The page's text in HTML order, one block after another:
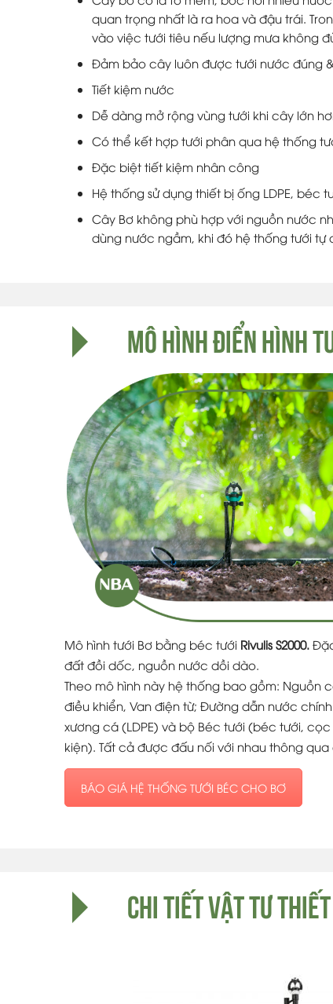
quan trọng nhất là ra hoa và đậu trái.
vào việc tưới tiêu nếu lượng mưa không
Đảm bảo cây luôn được tưới nước đúng
Tiết kiệm nước
Dễ dàng mở rộng vùng tưới khi cây lớn
Có thể kết hợp tưới phân qua hệ thống
Đặc biệt tiết kiệm nhân công
Hệ thống sử dụng thiết bị ống LDPE, béc
Cây Bơ không phù hợp với nguồn nước
dùng nước ngầm, khi đó hệ thống tưới tự
MÔ HÌNH ĐIỂN HÌNH
Mô hình tưới Bơ bằng béc tưới Rivulis S2000.
đất đồi dốc, nguồn nước dồi dào.
Theo mô hình này hệ thống bao gồm: Nguồn
điều khiển, Van điện từ; Đường dẫn nước
xương cá (LDPE) và bộ Béc tưới (béc tưới,
kiện). Tất cả được đấu nối với nhau thông
BÁO GIÁ HỆ THỐNG TƯỚI BÉC CHO BƠ
CHI TIẾT VẬT TƯ